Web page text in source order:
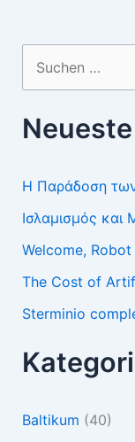
Suchen
nach:
Η Παράδοση των
Ισλαμισμός και
Welcome,
The Cost of
Sterminio
Baltikum (40)